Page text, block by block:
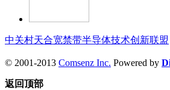
中关村天合宽禁带半导体技术创新联盟
© 2001-2013 Comsenz Inc. Powered by
返回顶部